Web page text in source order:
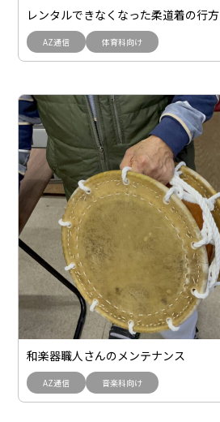
レンタルできなくなった柔道着の行方
AZ通信 体育科向け
和楽器職人さんのメンテナンス
AZ通信 音楽科向け